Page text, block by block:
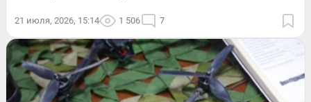
21 июля, 2026, 15:14 1 506 7